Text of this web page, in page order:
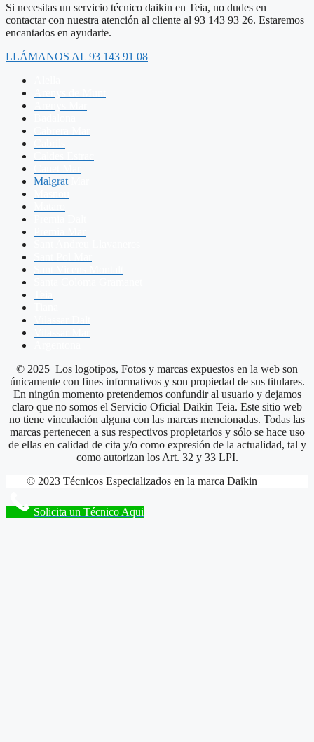
Si necesitas un servicio técnico daikin en Teia, no dudes en
contactar con nuestra atención al cliente al 93 143 93 26. Estaremos
encantados en ayudarte.
LLÁMANOS AL 93 143 91 08
Malgrat
© 2025 Los logotipos, Fotos y marcas expuestos en la web son
únicamente con fines informativos y son propiedad de sus titulares.
En ningún momento pretendemos confundir al usuario y dejamos
claro que no somos el Servicio Oficial Daikin Teia. Este sitio web
no tiene vinculación alguna con las marcas mencionadas. Todas las
marcas pertenecen a sus respectivos propietarios y sólo se hace uso
de ellas en calidad de cita y/o como expresión de la actualidad, tal y
como autorizan los Art. 32 y 33 LPI.
© 2023 Técnicos Especializados en la marca Daikin
Solicita un Técnico Aqui